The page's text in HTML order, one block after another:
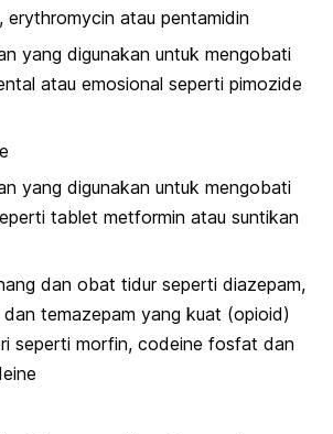
erythromycin atau pentamidin
yang digunakan untuk mengobati
atau emosional seperti pimozide
yang digunakan untuk mengobati
tablet metformin atau suntikan
dan obat tidur seperti diazepam,
temazepam yang kuat (opioid)
seperti morfin, codeine fosfat dan